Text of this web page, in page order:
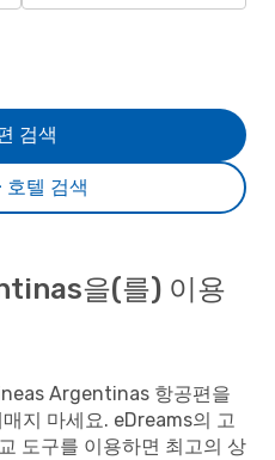
호텔 검색
검색
을(를) 이용
Argentinas 항공편을
지 마세요. eDreams의 고
도구를 이용하면 최고의 상